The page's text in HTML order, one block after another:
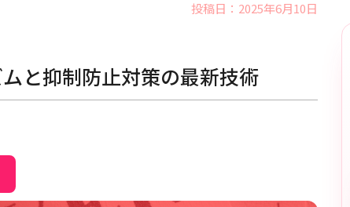
投稿日：2025年6月10日
と抑制防止対策の最新技術